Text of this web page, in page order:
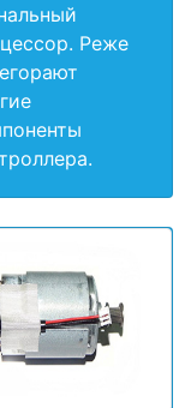
Реже